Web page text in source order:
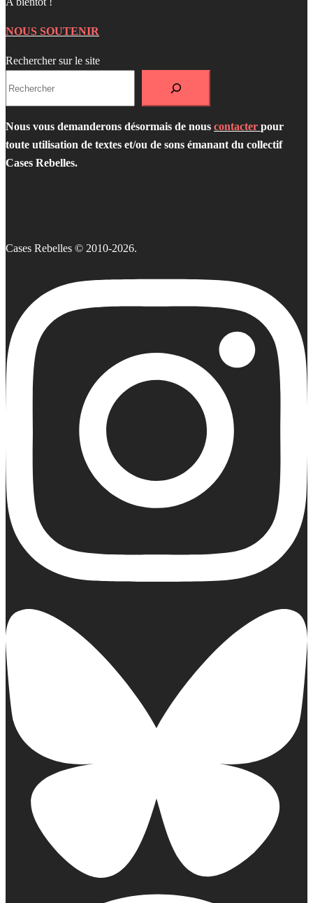
NOUS SOUTENIR
Rechercher sur le site
Nous vous demanderons désormais de nous contacter pour
toute utilisation de textes et/ou de sons émanant du collectif
Cases Rebelles.
Cases Rebelles © 2010-2026.